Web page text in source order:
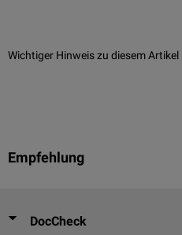
Musculus thyrohyoideus
FlexTalk - Der Hals
Wichtiger Hinweis zu diesem Artikel
Empfehlung
DocCheck